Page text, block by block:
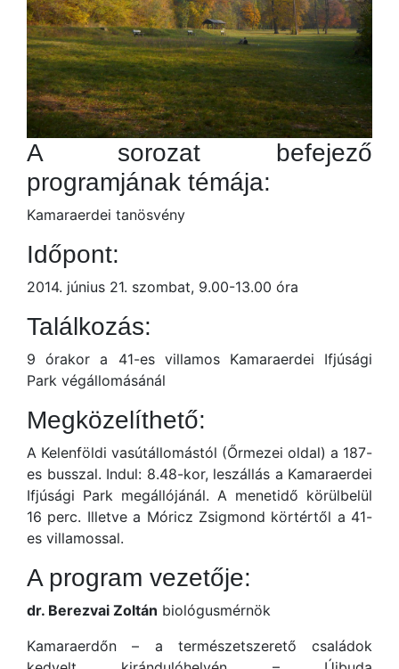
A sorozat befejező
programjának témája:
Kamaraerdei tanösvény
Időpont:
2014. június 21. szombat, 9.00-13.00 óra
Találkozás:
9 órakor a 41-es villamos Kamaraerdei Ifjúsági
Park végállomásánál
Megközelíthető:
A Kelenföldi vasútállomástól (Őrmezei oldal) a 187-
es busszal. Indul: 8.48-kor, leszállás a Kamaraerdei
Ifjúsági Park megállójánál. A menetidő körülbelül
16 perc. Illetve a Móricz Zsigmond körtértől a 41-
es villamossal.
A program vezetője:
dr. Berezvai Zoltán biológusmérnök
Kamaraerdőn – a természetszerető családok